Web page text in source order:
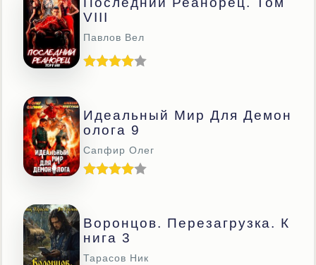
VIII
Павлов Вел
Идеальный Мир Для Демон
Олога 9
Сапфир Олег
Воронцов. Перезагрузка. К
Нига 3
Тарасов Ник